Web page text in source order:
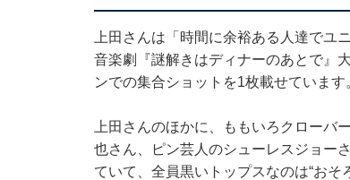
上田さんは「時間に余裕ある人達でユ
音楽劇『謎解きはディナーのあとで』
ンでの集合ショットを1枚載せています
上田さんのほかに、ももいろクロー
也さん、ピン芸人のシューレスジョー
ていて、全員黒いトップスなのは“おそ